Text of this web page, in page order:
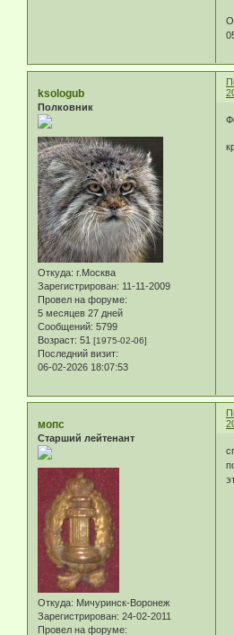
ksologub
Полковник
Откуда: г.Москва
Зарегистрирован: 11-11-2009
Провел на форуме:
5 месяцев 27 дней
Сообщений: 5799
Возраст: 51 [1975-02-06]
Последний визит:
06-02-2026 18:07:53
мопс
Старший лейтенант
Откуда: Мичуринск-Воронеж
Зарегистрирован: 24-02-2011
Провел на форуме: